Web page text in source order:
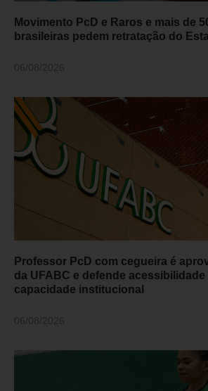
Movimento PcD e Raros e mais de
brasileiras pedem retratação do
Professor PcD com cegueira é
da UFABC e defende acessibilidade
capacidade institucional